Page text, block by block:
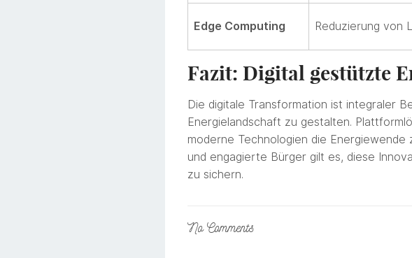
Edge Computing Reduzierung von
Fazit: Digital gestützte
Die digitale Transformation ist integraler
Energielandschaft zu gestalten.
moderne Technologien die
und engagierte Bürger gilt es, diese
zu sichern.
NoComments